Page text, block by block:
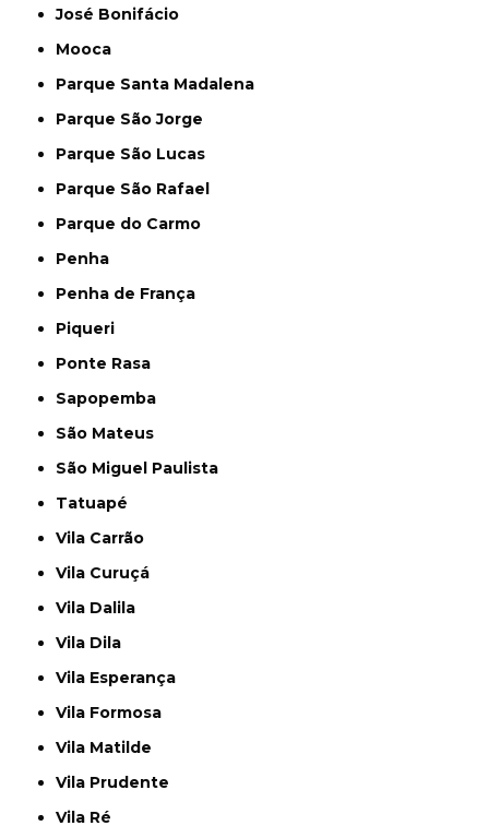
José Bonifácio
Mooca
Parque Santa Madalena
Parque São Jorge
Parque São Lucas
Parque São Rafael
Parque do Carmo
Penha
Penha de França
Piqueri
Ponte Rasa
Sapopemba
São Mateus
São Miguel Paulista
Tatuapé
Vila Carrão
Vila Curuçá
Vila Dalila
Vila Dila
Vila Esperança
Vila Formosa
Vila Matilde
Vila Prudente
Vila Ré